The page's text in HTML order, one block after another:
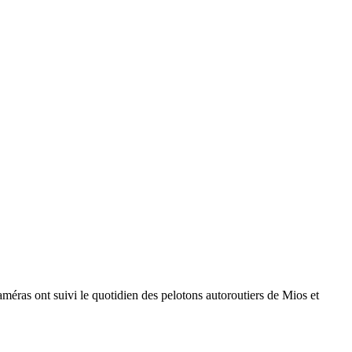
ont suivi le quotidien des pelotons autoroutiers de Mios et